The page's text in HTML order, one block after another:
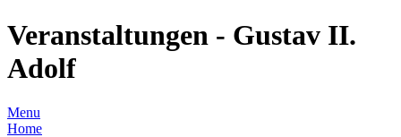
Veranstaltungen - Gustav II.
Adolf
Menu
Home